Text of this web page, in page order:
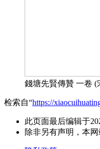
錢塘先賢傳贊 一卷 (
检索自“https://
此页面最后编辑于
除非另有声明，本